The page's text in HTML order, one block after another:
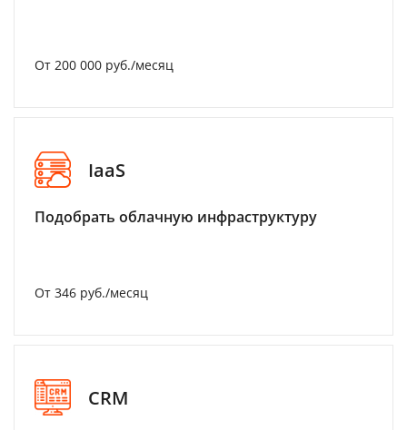
От 200 000 руб./месяц
IaaS
Подобрать облачную инфраструктуру
От 346 руб./месяц
CRM